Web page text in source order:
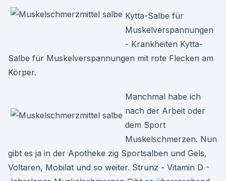
Kytta-Salbe für
Muskelverspannungen
- Krankheiten Kytta-
Salbe für Muskelverspannungen mit rote Flecken am
Körper.
Manchmal habe ich
nach der Arbeit oder
dem Sport
Muskelschmerzen. Nun
gibt es ja in der Apotheke zig Sportsalben und Gels,
Voltaren, Mobilat und so weiter. Strunz - Vitamin D -